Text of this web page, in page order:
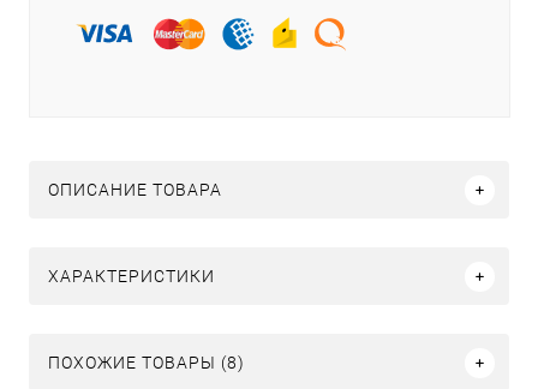
ОПИСАНИЕ ТОВАРА
ХАРАКТЕРИСТИКИ
ПОХОЖИЕ ТОВАРЫ (8)